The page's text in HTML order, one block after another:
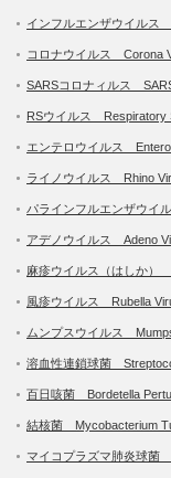
インフルエンザウイルス
コロナウイルス Corona
SARSコロナィルス
RSウイルス Respiratory
エンテロウイルス
ライノウイルス Rhino
パラインフルエンザウイ
アデノウイルス Adeno
麻疹ウイルス（はしか）
風疹ウイルス Rubella
ムンプスウイルス
溶血性連鎖球菌
百日咳菌 Bordetella
結核菌 Mycobacterium
マイコプラズマ肺炎球菌